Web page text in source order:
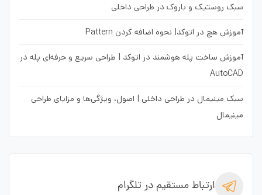
سبک روستیک و باروک در طراحی داخلی
آموزش هچ در اتوکد| نحوه اضافه کردن Pattern
آموزش ساخت پله هوشمند در اتوکد | طراحی سریع و حرفه‌ای پله در
AutoCAD
سبک مینیمال در طراحی داخلی | اصول، ویژگی‌ها و مزایای طراحی
مینیمال
ارتباط مستقیم در تلگرام